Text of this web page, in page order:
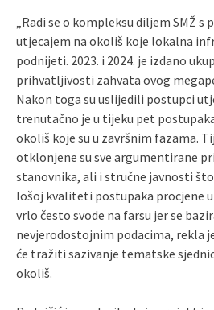
„Radi se o kompleksu diljem SMŽ
utjecajem na okoliš koje lokalna
podnijeti. 2023. i 2024. je izdano
prihvatljivosti zahvata ovog
Nakon toga su uslijedili postupci
trenutačno je u tijeku pet
okoliš koje su u završnim fazama.
otklonjene su sve argumentirane
stanovnika, ali i stručne javnosti
lošoj kvaliteti postupaka procjene
vrlo često svode na farsu jer se
nevjerodostojnim podacima, rekla
će tražiti sazivanje tematske
okoliš.